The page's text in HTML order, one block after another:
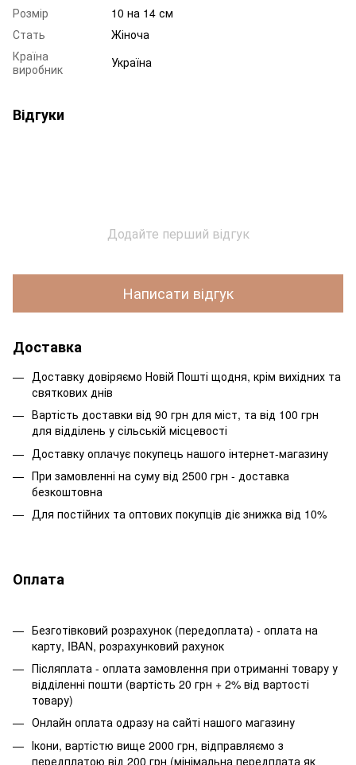
Розмір
10 на 14 см
Стать
Жіноча
Країна
виробник
Україна
Відгуки
Додайте перший відгук
Написати відгук
Доставка
Доставку довіряємо Новій Пошті щодня, крім вихідних та
святкових днів
Вартість доставки від 90 грн для міст, та від 100 грн
для відділень у сільській місцевості
Доставку оплачує покупець нашого інтернет-магазину
При замовленні на суму від 2500 грн - доставка
безкоштовна
Для постійних та оптових покупців діє знижка від 10%
Оплата
Безготівковий розрахунок (передоплата) - оплата на
карту, IBAN, розрахунковий рахунок
Післяплата - оплата замовлення при отриманні товару у
відділенні пошти (вартість 20 грн + 2% від вартості
товару)
Онлайн оплата одразу на сайті нашого магазину
Ікони, вартістю вище 2000 грн, відправляємо з
передплатою від 200 грн (мінімальна передплата як